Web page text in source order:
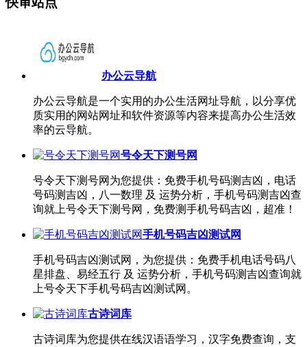
办公云导航
办公云导航是一个实用的办公生活网址导航，以分享优
质实用的网站网址和软件资源等内容来提高办公生活效
率的云导航。
号令天下测号网
号令天下测号网为您提供：免费手机号码测吉凶，电话
号码测吉凶，八一数理 及 运势分析，手机号码测吉凶查
询就上号令天下测号网，免费测手机号码吉凶，超准！
手机号码吉凶测试网
手机号码吉凶测试网，为您提供：免费手机电话号码八
星排盘、易经五行 及 运势分析，手机号码测吉凶查询就
上号令天下手机号码吉凶测试网。
古诗词库
古诗词库为您提供在线汉语语学习，汉字免费查询，支